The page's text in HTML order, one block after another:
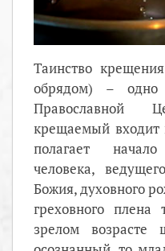
Таинство
обрядом) – одно
Православной
крещаемый входит
полагает
человека,
Божия, духовного
греховного
зрелом